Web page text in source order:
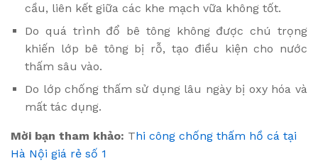
cầu, liên kết giữa các khe mạch vữa không tốt.
Do quá trình đổ bê tông không được chú trọng
khiến lớp bê tông bị rỗ, tạo điều kiện cho nước
thấm sâu vào.
Do lớp chống thấm sử dụng lâu ngày bị oxy hóa và
mất tác dụng.
Mời bạn tham khảo: Thi công chống thấm hồ cá tại
Hà Nội giá rẻ số 1